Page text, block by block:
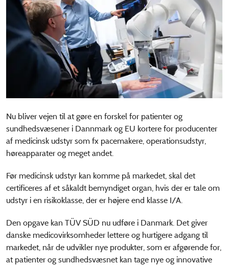
Nu bliver vejen til at gøre en forskel for patienter og
sundhedsvæsener i Dannmark og EU kortere for producenter
af medicinsk udstyr som fx pacemakere, operationsudstyr,
høreapparater og meget andet.
Før medicinsk udstyr kan komme på markedet, skal det
certificeres af et såkaldt bemyndiget organ, hvis der er tale om
udstyr i en risikoklasse, der er højere end klasse I/A.
Den opgave kan TÜV SÜD nu udføre i Danmark. Det giver
danske medicovirksomheder lettere og hurtigere adgang til
markedet, når de udvikler nye produkter, som er afgørende for,
at patienter og sundhedsvæsnet kan tage nye og innovative